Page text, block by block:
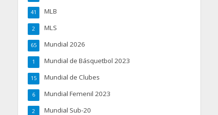
MLB
41
MLS
2
Mundial 2026
65
Mundial de Básquetbol 2023
1
Mundial de Clubes
15
Mundial Femenil 2023
6
Mundial Sub-20
2